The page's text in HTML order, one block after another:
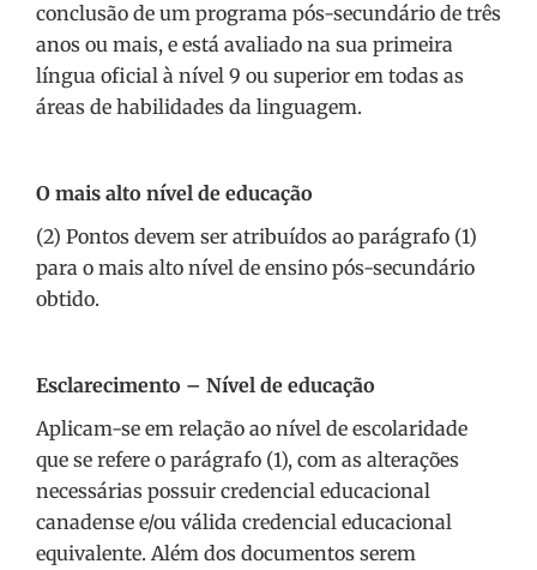
conclusão de um programa pós-secundário de três
anos ou mais, e está avaliado na sua primeira
língua oficial à nível 9 ou superior em todas as
áreas de habilidades da linguagem.
O mais alto nível de educação
(2) Pontos devem ser atribuídos ao parágrafo (1)
para o mais alto nível de ensino pós-secundário
obtido.
Esclarecimento – Nível de educação
Aplicam-se em relação ao nível de escolaridade
que se refere o parágrafo (1), com as alterações
necessárias possuir credencial educacional
canadense e/ou válida credencial educacional
equivalente. Além dos documentos serem